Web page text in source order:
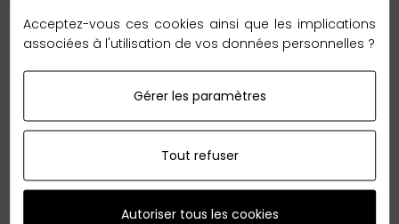
ETOLE DE SOIE
Matière : 100% Soie
En rupture de stock
ETOLE DE SOIE
Matière : 100% Soie
En rupture de stock
Acceptez-vous ces cookies ainsi que les implications
associées à l'utilisation de vos données personnelles ?
Gérer les paramètres
Tout refuser
Autoriser tous les cookies